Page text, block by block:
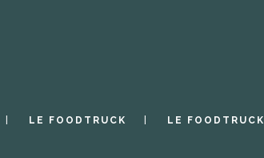
LE FOODTRUCK LE FOODTRUCK